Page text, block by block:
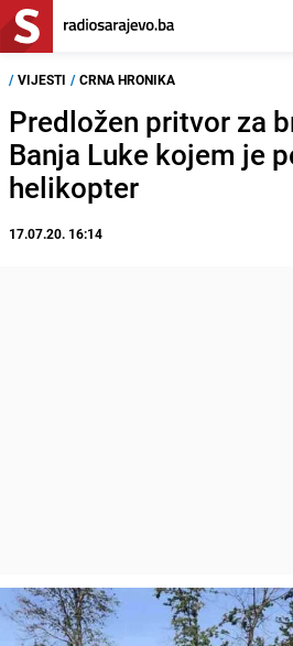
/ VIJESTI / CRNA HRONIKA
Predložen pritvor za
Banja Luke kojem je
helikopter
17.07.20. 16:14